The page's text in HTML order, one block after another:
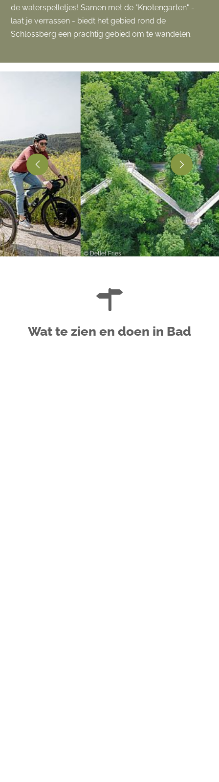
de waterspelletjes! Samen met de "Knotengarten" -
laat je verrassen - biedt het gebied rond de
Schlossberg een prachtig gebied om te wandelen.
© Detlef Fries
Wat te zien en doen in Bad